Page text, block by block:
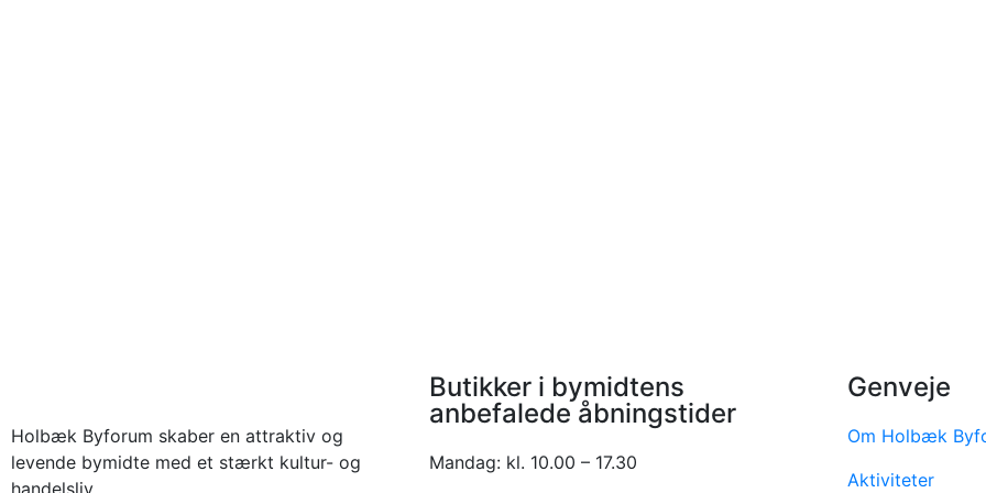
Holbæk Byforum skaber en attraktiv og
levende bymidte med et stærkt kultur- og
handelsliv.
Butikker i bymidtens
anbefalede åbningstider
Mandag: kl. 10.00 – 17.30
Genveje
Om Holbæk
Aktiviteter